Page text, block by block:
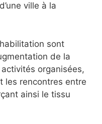
ville à la
sont
de la
organisées,
les rencontres entre
ainsi le tissu